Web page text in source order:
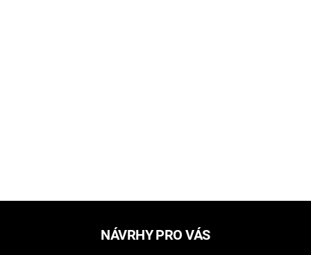
NÁVRHY PRO VÁS